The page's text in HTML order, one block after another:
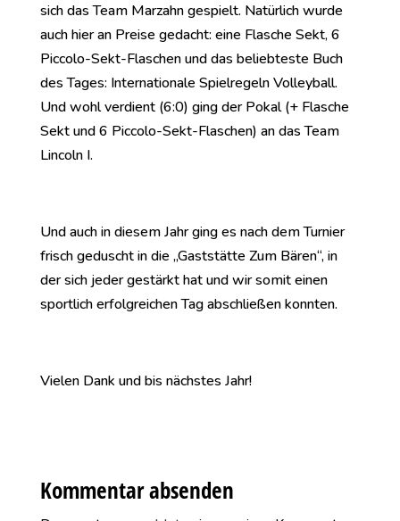
sich das Team Marzahn gespielt. Natürlich wurde
auch hier an Preise gedacht: eine Flasche Sekt, 6
Piccolo-Sekt-Flaschen und das beliebteste Buch
des Tages: Internationale Spielregeln Volleyball.
Und wohl verdient (6:0) ging der Pokal (+ Flasche
Sekt und 6 Piccolo-Sekt-Flaschen) an das Team
Lincoln I.
Und auch in diesem Jahr ging es nach dem Turnier
frisch geduscht in die „Gaststätte Zum Bären“, in
der sich jeder gestärkt hat und wir somit einen
sportlich erfolgreichen Tag abschließen konnten.
Vielen Dank und bis nächstes Jahr!
Kommentar absenden